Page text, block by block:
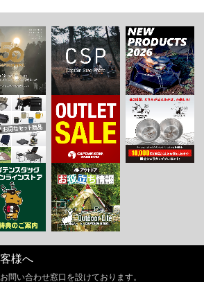
様へ
問い合わせ窓口を設けております。